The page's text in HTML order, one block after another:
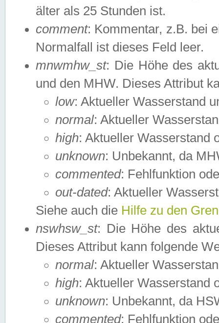
älter als 25 Stunden ist.
comment: Kommentar, z.B. bei
Normalfall ist dieses Feld leer.
mnwmhw_st: Die Höhe des
und den MHW. Dieses Attribut
low: Aktueller Wasserstand
normal: Aktueller
high: Aktueller Wasserstand
unknown: Unbekannt, da
commented: Fehlfunktion
out-dated: Aktueller
Siehe auch die Hilfe zu den
nswhsw_st: Die Höhe des
Dieses Attribut kann folgende
normal: Aktueller
high: Aktueller Wasserstand
unknown: Unbekannt, da
commented: Fehlfunktion